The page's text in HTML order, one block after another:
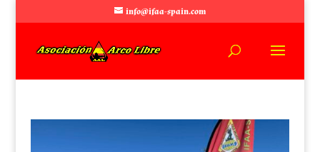
info@ifaa-spain.com